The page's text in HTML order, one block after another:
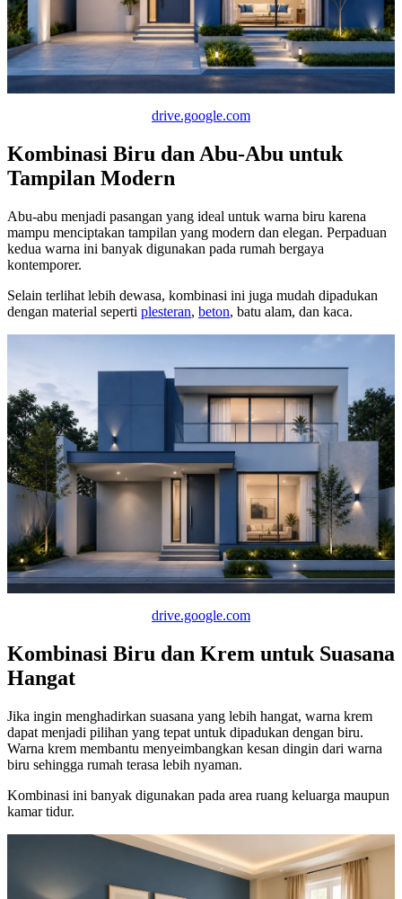
drive.google.com
Kombinasi Biru dan Abu-Abu untuk
Tampilan Modern
Abu-abu menjadi pasangan yang ideal untuk warna biru karena
mampu menciptakan tampilan yang modern dan elegan. Perpaduan
kedua warna ini banyak digunakan pada rumah bergaya
kontemporer.
Selain terlihat lebih dewasa, kombinasi ini juga mudah dipadukan
dengan material seperti plesteran, beton, batu alam, dan kaca.
drive.google.com
Kombinasi Biru dan Krem untuk Suasana
Hangat
Jika ingin menghadirkan suasana yang lebih hangat, warna krem
dapat menjadi pilihan yang tepat untuk dipadukan dengan biru.
Warna krem membantu menyeimbangkan kesan dingin dari warna
biru sehingga rumah terasa lebih nyaman.
Kombinasi ini banyak digunakan pada area ruang keluarga maupun
kamar tidur.